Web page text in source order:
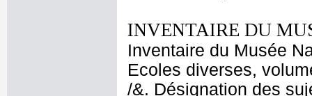
INVENTAIRE DU
Inventaire du Musée
Ecoles diverses,
/&. Désignation des